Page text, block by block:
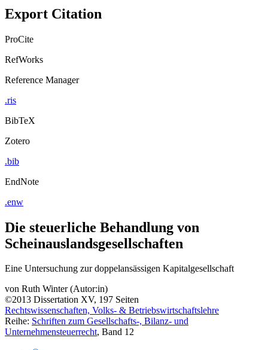
Export Citation
ProCite
RefWorks
Reference Manager
.ris
BibTeX
Zotero
.bib
EndNote
.enw
Die steuerliche Behandlung von
Scheinauslandsgesellschaften
Eine Untersuchung zur doppelansässigen Kapitalgesellschaft
von Ruth Winter (Autor:in)
©2013 Dissertation XV, 197 Seiten
Rechtswissenschaften, Volks- & Betriebswirtschaftslehre
Reihe: Schriften zum Gesellschafts-, Bilanz- und
Unternehmensteuerrecht, Band 12